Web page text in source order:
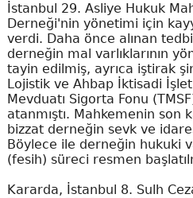
İstanbul 29. Asliye Hukuk
Derneği'nin yönetimi için
verdi. Daha önce alınan
derneğin mal varlıklarının
tayin edilmiş, ayrıca iştirak
Lojistik ve Ahbap İktisadi
Mevduatı Sigorta Fonu
atanmıştı. Mahkemenin son
bizzat derneğin sevk ve
Böylece ile derneğin hukuki
(fesih) süreci resmen
Kararda, İstanbul 8. Sulh